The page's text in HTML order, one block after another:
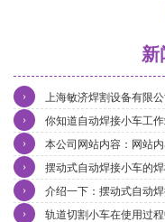
新
上海敏济焊割设备有限
›
你知道自动焊接小车工
›
本公司网站内容：网站
›
摆动式自动焊接小车的
›
介绍一下：摆动式自动
›
轨道切割小车在使用过
›